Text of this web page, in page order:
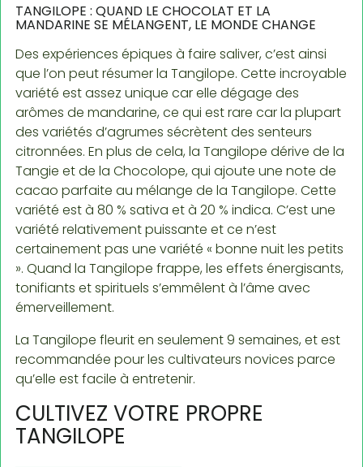
TANGILOPE : QUAND LE CHOCOLAT ET LA
MANDARINE SE MÉLANGENT, LE MONDE CHANGE
Des expériences épiques à faire saliver, c’est ainsi
que l’on peut résumer la Tangilope. Cette incroyable
variété est assez unique car elle dégage des
arômes de mandarine, ce qui est rare car la plupart
des variétés d’agrumes sécrètent des senteurs
citronnées. En plus de cela, la Tangilope dérive de la
Tangie et de la Chocolope, qui ajoute une note de
cacao parfaite au mélange de la Tangilope. Cette
variété est à 80 % sativa et à 20 % indica. C’est une
variété relativement puissante et ce n’est
certainement pas une variété « bonne nuit les petits
». Quand la Tangilope frappe, les effets énergisants,
tonifiants et spirituels s’emmêlent à l’âme avec
émerveillement.
La Tangilope fleurit en seulement 9 semaines, et est
recommandée pour les cultivateurs novices parce
qu’elle est facile à entretenir.
CULTIVEZ VOTRE PROPRE
TANGILOPE